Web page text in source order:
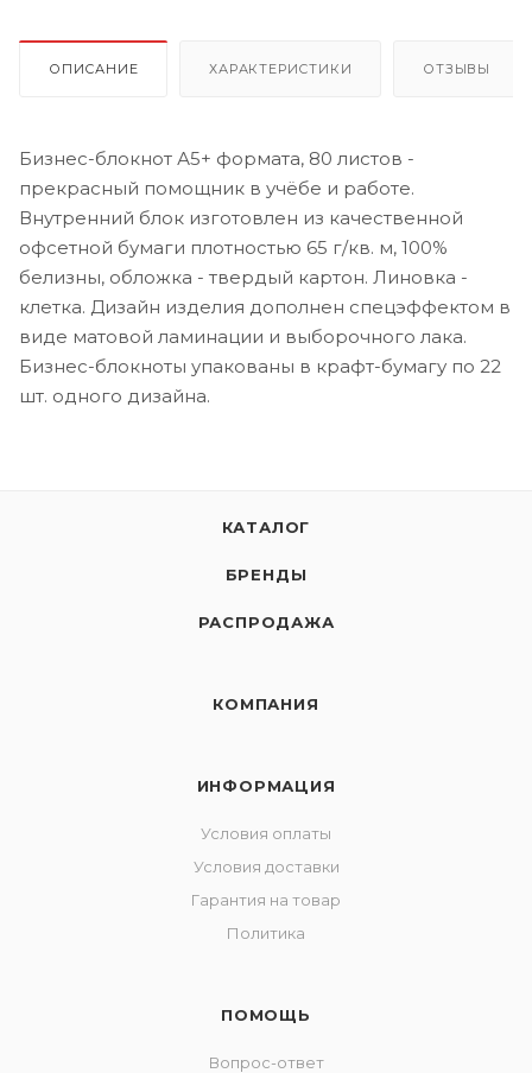
ОПИСАНИЕ ХАРАКТЕРИСТИКИ ОТЗЫВЫ
Бизнес-блокнот А5+ формата, 80 листов -
прекрасный помощник в учёбе и работе.
Внутренний блок изготовлен из качественной
офсетной бумаги плотностью 65 г/кв. м, 100%
белизны, обложка - твердый картон. Линовка -
клетка. Дизайн изделия дополнен спецэффектом в
виде матовой ламинации и выборочного лака.
Бизнес-блокноты упакованы в крафт-бумагу по 22
шт. одного дизайна.
КАТАЛОГ
БРЕНДЫ
РАСПРОДАЖА
КОМПАНИЯ
ИНФОРМАЦИЯ
Условия оплаты
Условия доставки
Гарантия на товар
Политика
ПОМОЩЬ
Вопрос-ответ